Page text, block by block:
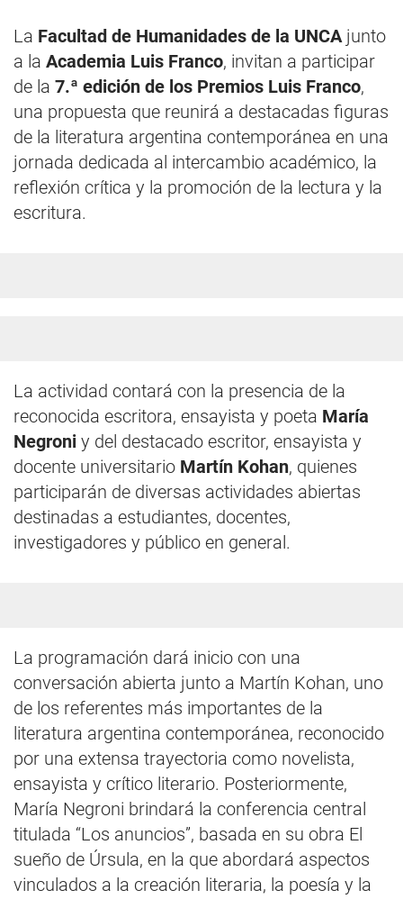
La Facultad de Humanidades de la UNCA junto
a la Academia Luis Franco, invitan a participar
de la 7.ª edición de los Premios Luis Franco,
una propuesta que reunirá a destacadas figuras
de la literatura argentina contemporánea en una
jornada dedicada al intercambio académico, la
reflexión crítica y la promoción de la lectura y la
escritura.
La actividad contará con la presencia de la
reconocida escritora, ensayista y poeta María
Negroni y del destacado escritor, ensayista y
docente universitario Martín Kohan, quienes
participarán de diversas actividades abiertas
destinadas a estudiantes, docentes,
investigadores y público en general.
La programación dará inicio con una
conversación abierta junto a Martín Kohan, uno
de los referentes más importantes de la
literatura argentina contemporánea, reconocido
por una extensa trayectoria como novelista,
ensayista y crítico literario. Posteriormente,
María Negroni brindará la conferencia central
titulada “Los anuncios”, basada en su obra El
sueño de Úrsula, en la que abordará aspectos
vinculados a la creación literaria, la poesía y la